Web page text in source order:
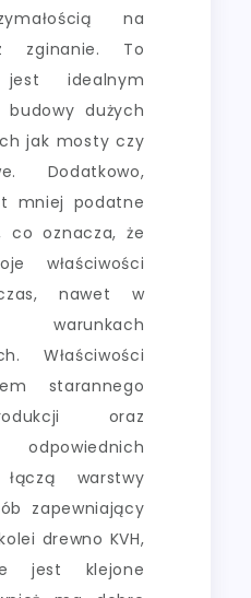
na
zginanie. To
idealnym
dużych
jak mosty czy
Dodatkowo,
mniej podatne
co oznacza, że
właściwości
nawet w
warunkach
Właściwości
starannego
oraz
odpowiednich
warstwy
zapewniający
drewno KVH,
jest klejone